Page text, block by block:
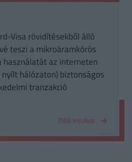
Visa rövidítésekből álló
teszi a mikroáramkörös
használatát az interneten
hálózaton) biztonságos
tranzakció
Több kisokos